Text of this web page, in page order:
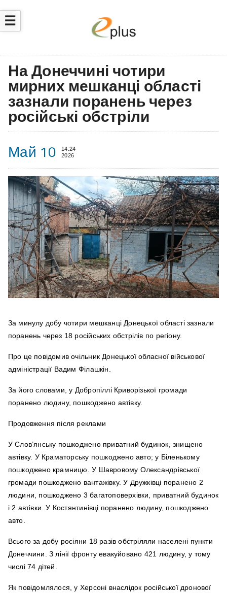
☰
На Донеччині чотири
мирних мешканці області
зазнали поранень через
російські обстріли
Май 10
14:24
2026
За минулу добу чотири мешканці Донецької області зазнали
поранень через 18 російських обстрілів по регіону.
Про це повідомив очільник Донецької обласної військової
адміністрації Вадим Філашкін.
За його словами, у Добропіллі Криворізької громади
поранено людину, пошкоджено автівку.
Продовження після реклами
У Слов’янську пошкоджено приватний будинок, знищено
автівку. У Краматорську пошкоджено авто; у Біленькому
пошкоджено крамницю. У Шавровому Олександрівської
громади пошкоджено вантажівку. У Дружківці поранено 2
людини, пошкоджено 3 багатоповерхівки, приватний будинок
і 2 автівки. У Костянтинівці поранено людину, пошкоджено
авто.
Всього за добу росіяни 18 разів обстріляли населені пункти
Донеччини. З лінії фронту евакуйовано 421 людину, у тому
числі 74 дітей.
Як повідомлялося, у Херсоні внаслідок російської дронової